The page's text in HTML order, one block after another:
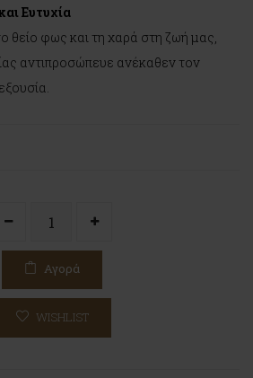
Ευτυχία
θείο φως και τη χαρά στη ζωή μας,
αντιπροσώπευε ανέκαθεν τον
Αγορά
WISHLIST